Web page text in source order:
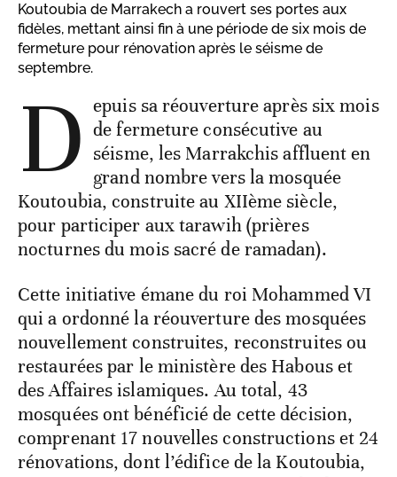
Koutoubia de Marrakech a rouvert ses portes aux
fidèles, mettant ainsi fin à une période de six mois de
fermeture pour rénovation après le séisme de
septembre.
D epuis sa réouverture après six mois
de fermeture consécutive au
séisme, les Marrakchis affluent en
grand nombre vers la mosquée
Koutoubia, construite au XIIème siècle,
pour participer aux tarawih (prières
nocturnes du mois sacré de ramadan).
Cette initiative émane du roi Mohammed VI
qui a ordonné la réouverture des mosquées
nouvellement construites, reconstruites ou
restaurées par le ministère des Habous et
des Affaires islamiques. Au total, 43
mosquées ont bénéficié de cette décision,
comprenant 17 nouvelles constructions et 24
rénovations, dont l’édifice de la Koutoubia,